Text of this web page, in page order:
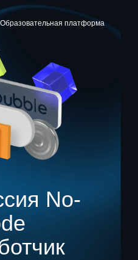
Образовательная платформа
No-